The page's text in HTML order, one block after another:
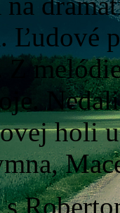
Ľudové
Z
holi